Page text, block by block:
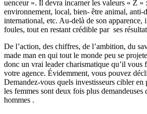
uenceur ». Il devra incarner les valeurs « Z »
environnement, local, bien- être animal, anti-
international, etc. Au-delà de son apparence,
foules, tout en restant crédible par ses
De l’action, des chiffres, de l’ambition, du
made man en qui tout le monde peu se
donc un vrai leader charismatique qu’il vous
votre agence. Évidemment, vous pouvez
Demandez-vous quels investisseurs cibler en
les femmes sont deux fois plus demandeuses
hommes .